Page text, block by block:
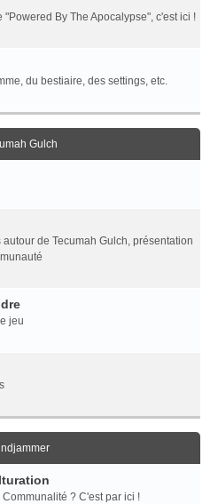
"Powered By The Apocalypse", c'est ici !
du bestiaire, des settings, etc.
Gulch
de Tecumah Gulch, présentation
jeu
? C'est par ici !